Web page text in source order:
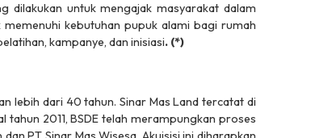
dilakukan untuk mengajak masyarakat dalam
kebutuhan pupuk alami bagi rumah
kampanye, dan inisiasi. (*)
lebih dari 40 tahun. Sinar Mas Land tercatat di
tahun 2011, BSDE telah merampungkan proses